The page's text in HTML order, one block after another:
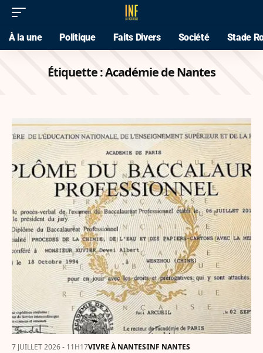
À la une Politique Faits Divers Société Stade
Étiquette :Académie de Nantes
7 JUILLET 2026 - 11H17VIVRE À NANTESINF NANTES